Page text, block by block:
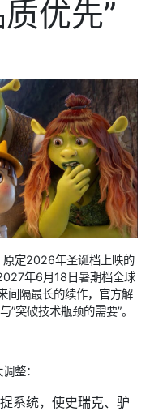
优先”
原定2026年圣诞档上映的
年6月18日暑期档全球
间隔最长的续作，官方解
”突破技术瓶颈的需要”。
整：
系统，使史瑞克、驴